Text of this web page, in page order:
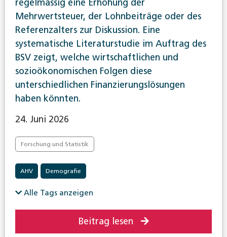
regelmässig eine Erhöhung der
Mehrwertsteuer, der Lohnbeiträge oder des
Referenzalters zur Diskussion. Eine
systematische Literaturstudie im Auftrag des
BSV zeigt, welche wirtschaftlichen und
sozioökonomischen Folgen diese
unterschiedlichen Finanzierungslösungen
haben könnten.
24. Juni 2026
Forschung und Statistik
AHV Demografie
Alle Tags anzeigen
Beitrag lesen